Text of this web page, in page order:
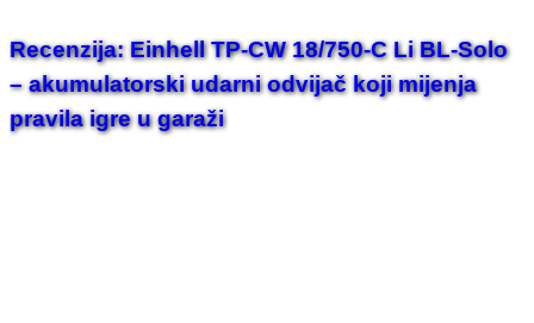
Recenzija: Einhell TP-CW 18/750-C Li BL-Solo
– akumulatorski udarni odvijač koji mijenja
pravila igre u garaži